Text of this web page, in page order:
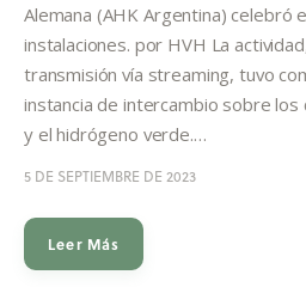
Alemana (AHK Argentina) celebró
instalaciones. por HVH La
transmisión vía streaming, tuvo
instancia de intercambio sobre
y el hidrógeno verde.…
5 DE SEPTIEMBRE DE 2023
Leer Más